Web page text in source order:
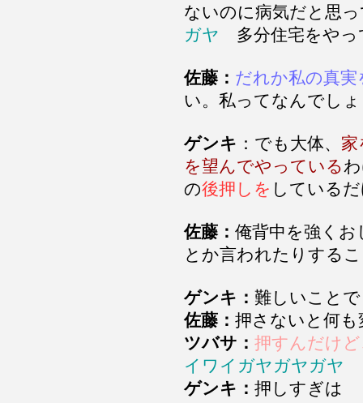
ないのに病気だと思
ガヤ 多分住宅をや
佐藤： だれか私の真実
い。私ってなんでし
ゲンキ ：でも大体、 家
を望んでやっている
の後押しを している
佐藤： 俺背中を強く
とか言われたりする
ゲンキ： 難しいことで
佐藤： 押さないと何
ツバサ： 押すんだけ
イワイガヤガヤガヤ
ゲンキ： 押しすぎは